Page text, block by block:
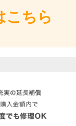
こちら